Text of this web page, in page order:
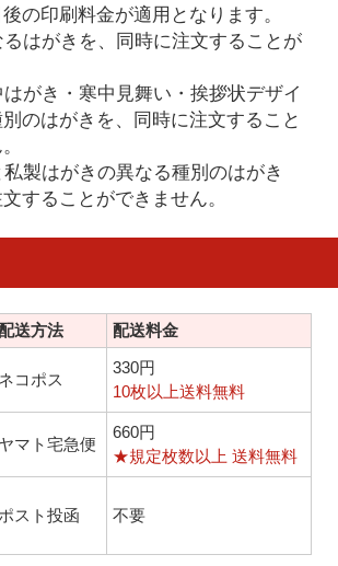
の印刷料金が適用となります。
はがきを、同時に注文することが
がき・寒中見舞い・挨拶状デザイ
のはがきを、同時に注文すること
製はがきの異なる種別のはがき
することができません。
送方法 配送料金
ネコポス
330円
10枚以上送料無料
ヤマト宅急便
660円
★規定枚数以上 送料無料
ポスト投函 不要